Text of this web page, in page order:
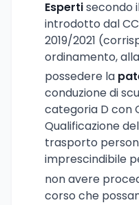
Espertisecondo
introdotto dal
2019/2021
ordinamento,
possedere la
conduzione di
categoria D con
Qualificazione
trasporto
imprescindibile
non avere
corso che